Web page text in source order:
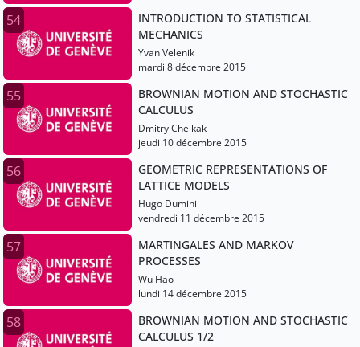
54
INTRODUCTION TO STATISTICAL
MECHANICS
Yvan Velenik
mardi 8 décembre 2015
55
BROWNIAN MOTION AND STOCHASTIC
CALCULUS
Dmitry Chelkak
jeudi 10 décembre 2015
56
GEOMETRIC REPRESENTATIONS OF
LATTICE MODELS
Hugo Duminil
vendredi 11 décembre 2015
57
MARTINGALES AND MARKOV
PROCESSES
Wu Hao
lundi 14 décembre 2015
58
BROWNIAN MOTION AND STOCHASTIC
CALCULUS 1/2